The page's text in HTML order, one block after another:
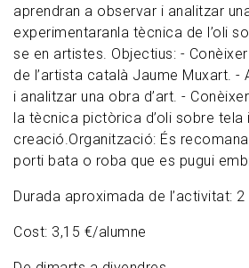
aprendran a observar i analitzar
experimentaranla tècnica de l’oli
se en artistes. Objectius: -
de l’artista català Jaume Muxart. -
i analitzar una obra d’art. -
la tècnica pictòrica d’oli sobre
creació.Organització: És
porti bata o roba que es pugui
Durada aproximada de l’activitat: 2
Cost: 3,15 €/alumne